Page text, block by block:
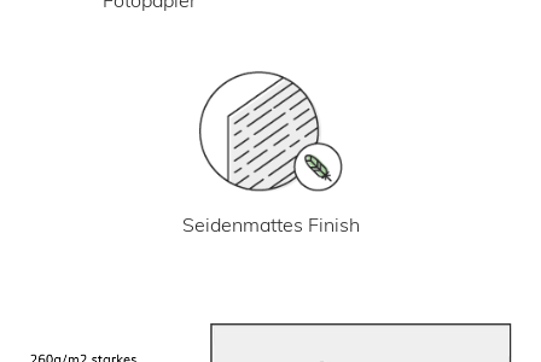
Seidenmattes Finish